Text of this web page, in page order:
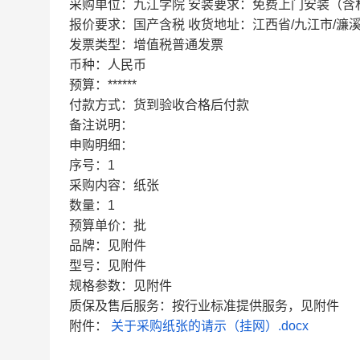
采购单位：九江学院 安装要求：免费上门安装（含
报价要求：国产含税 收货地址：江西省/九江市/濂
发票类型：增值税普通发票
币种：人民币
预算：******
付款方式：货到验收合格后付款
备注说明：
申购明细：
序号：1
采购内容：纸张
数量：1
预算单价：批
品牌：见附件
型号：见附件
规格参数：见附件
质保及售后服务：按行业标准提供服务，见附件
附件： 关于采购纸张的请示（挂网）.docx